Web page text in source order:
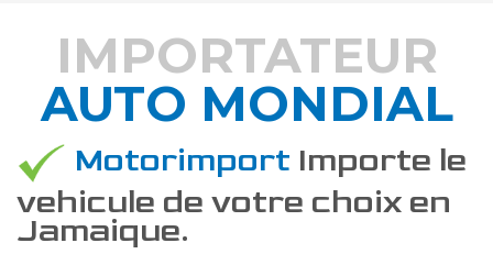
DÉCOUVREZ COMMENT
IMPORTATEUR
AUTO MONDIAL
Motorimport Importe le
vehicule de votre choix en
Jamaique.